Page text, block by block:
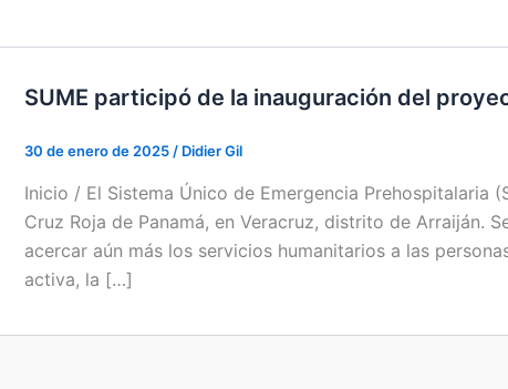
SUME participó de la inauguración del
30 de enero de 2025 / Didier Gil
Inicio / El Sistema Único de Emergencia Prehospitalaria
Cruz Roja de Panamá, en Veracruz, distrito de Arraiján.
acercar aún más los servicios humanitarios a las
activa, la […]